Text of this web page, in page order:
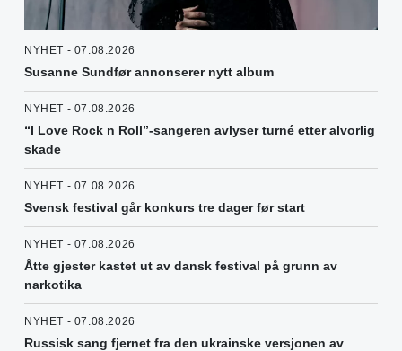
NYHET - 07.08.2026
Susanne Sundfør annonserer nytt album
NYHET - 07.08.2026
“I Love Rock n Roll”-sangeren avlyser turné etter alvorlig
skade
NYHET - 07.08.2026
Svensk festival går konkurs tre dager før start
NYHET - 07.08.2026
Åtte gjester kastet ut av dansk festival på grunn av
narkotika
NYHET - 07.08.2026
Russisk sang fjernet fra den ukrainske versjonen av